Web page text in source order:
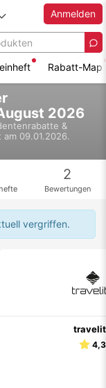
Anmelden
Rabatt-Map
2026
&
09.01.2026.
2
Bewertungen
vergriffen.
4,3